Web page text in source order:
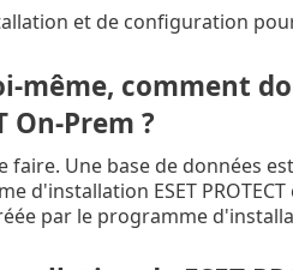
et de configuration
même, comment
On-Prem ?
faire. Une base de données
d'installation ESET
par le programme